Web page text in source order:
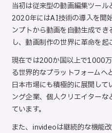
当初は従来型の動画編集ツール
2020年にはAI技術の導入を開
ンプトから動画を自動生成で
し、動画制作の世界に革命を起
現在では200か国以上で1000
る世界的なプラットフォーム
日本市場にも積極的に展開して
ング企業、個人クリエイター
ています。
また、invideoは継続的な機能